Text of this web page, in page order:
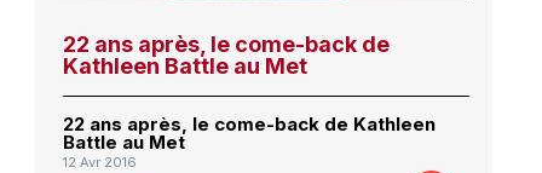
22 ans après, le come-back de
Kathleen Battle au Met
22 ans après, le come-back de Kathleen
Battle au Met
12 Avr 2016